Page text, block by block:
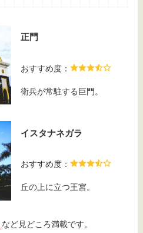
正門
おすすめ度：
衛兵が常駐する巨門。
イスタナネガラ
おすすめ度：
丘の上に立つ王宮。
など見どころ満載です。